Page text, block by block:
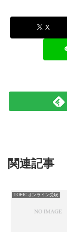
X
関連記事
TOEICオンライン受験